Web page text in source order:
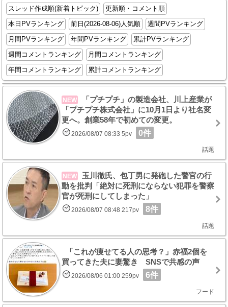
スレッド作成順(新着トピック)
更新順・コメント順
本日PVランキング
前日(2026-08-06)人気順
週間PVランキング
月間PVランキング
年間PVランキング
累計PVランキング
週間コメントランキング
月間コメントランキング
年間コメントランキング
累計コメントランキング
NEW
「プチプチ」の製造会社、川上産業が
「プチプチ株式会社」に10月1日より社名変
更へ。創業58年で初めての変更。
2026/08/07 08:33 5pv 0件
話題
NEW
玉川徹氏、包丁男に発砲した警官の行
動を批判「絶対に死刑にならない犯罪を警察
官が死刑にしてしまった」
2026/08/07 08:48 217pv 8件
話題
「これが痩せてる人の思考？」赤福2個を
買ってきた夫に妻驚き SNSで共感の声
2026/08/06 01:00 259pv 6件
フード